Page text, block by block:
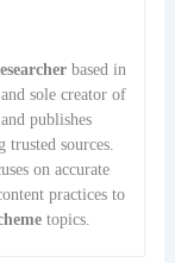
based in
sole creator of
and publishes
trusted sources.
on accurate
practices to
topics.